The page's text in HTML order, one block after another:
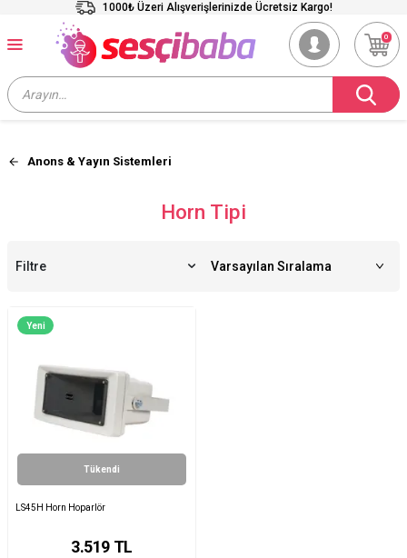
1000₺ Üzeri Alışverişlerinizde Ücretsiz Kargo!
0
Anons & Yayın Sistemleri
Horn Tipi
Filtre
Yeni
Tükendi
LS45H Horn Hoparlör
3.519 TL